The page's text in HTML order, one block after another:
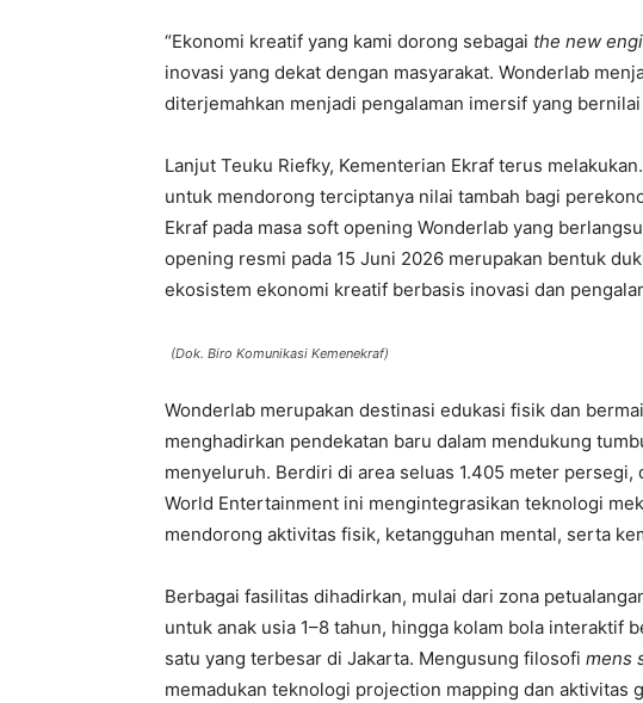
“Ekonomi kreatif yang kami dorong sebagai the new
inovasi yang dekat dengan masyarakat. Wonderlab
diterjemahkan menjadi pengalaman imersif yang
Lanjut Teuku Riefky, Kementerian Ekraf terus
untuk mendorong terciptanya nilai tambah bagi
Ekraf pada masa soft opening Wonderlab yang
opening resmi pada 15 Juni 2026 merupakan bentuk
ekosistem ekonomi kreatif berbasis inovasi dan
(Dok. Biro Komunikasi Kemenekraf)
Wonderlab merupakan destinasi edukasi fisik dan
menghadirkan pendekatan baru dalam mendukung
menyeluruh. Berdiri di area seluas 1.405 meter
World Entertainment ini mengintegrasikan teknologi
mendorong aktivitas fisik, ketangguhan mental, serta
Berbagai fasilitas dihadirkan, mulai dari zona
untuk anak usia 1–8 tahun, hingga kolam bola interaktif
satu yang terbesar di Jakarta. Mengusung filosofi mens
memadukan teknologi projection mapping dan aktivitas